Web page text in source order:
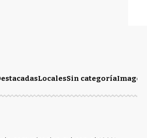
LocalesSin categoríaImagen